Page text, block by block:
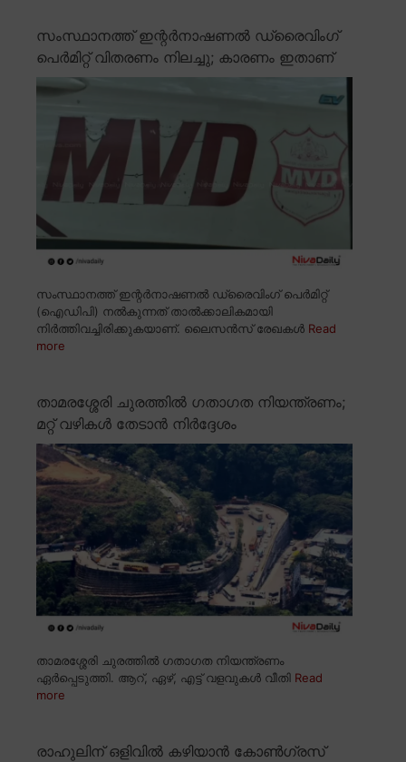
സംസ്ഥാനത്ത് ഇന്റർനാഷണൽ ഡ്രൈവിംഗ്
പെർമിറ്റ് വിതരണം നിലച്ചു; കാരണം ഇതാണ്
സംസ്ഥാനത്ത് ഇന്റർനാഷണൽ ഡ്രൈവിംഗ് പെർമിറ്റ്
(ഐഡിപി) നൽകുന്നത് താൽക്കാലികമായി
നിർത്തിവച്ചിരിക്കുകയാണ്. ലൈസൻസ് രേഖകൾ Read
more
താമരശ്ശേരി ചുരത്തിൽ ഗതാഗത നിയന്ത്രണം;
മറ്റ് വഴികൾ തേടാൻ നിർദ്ദേശം
താമരശ്ശേരി ചുരത്തിൽ ഗതാഗത നിയന്ത്രണം
ഏർപ്പെടുത്തി. ആറ്, ഏഴ്, എട്ട് വളവുകൾ വീതി Read
more
രാഹുലിന് ഒളിവിൽ കഴിയാൻ കോൺഗ്രസ്